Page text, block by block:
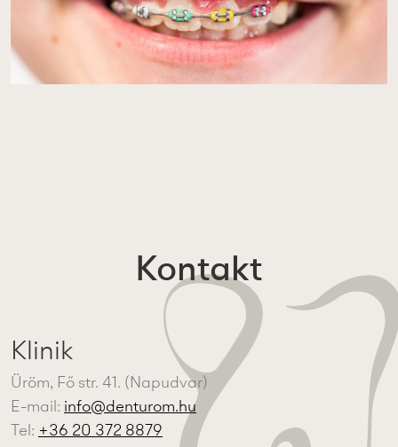
Kontakt
Klinik
Üröm, Fő str. 41. (Napudvar)
E-mail: info@denturom.hu
Tel: +36 20 372 8879